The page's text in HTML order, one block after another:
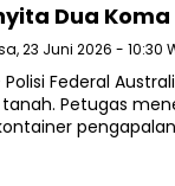
Dua
23 Juni 2026 - 10:30
– Polisi Federal
Petugas